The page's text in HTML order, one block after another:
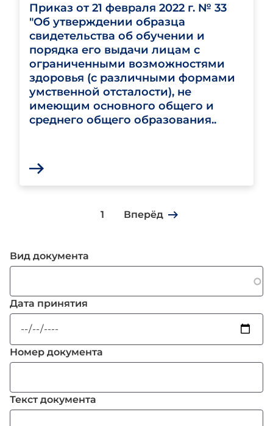
Приказ от 21 февраля 2022 г. № 33
"Об утверждении образца
свидетельства об обучении и
порядка его выдачи лицам с
ограниченными возможностями
здоровья (с различными формами
умственной отсталости), не
имеющим основного общего и
среднего общего образования..
1 Вперёд
Вид документа
Дата принятия
Номер документа
Текст документа